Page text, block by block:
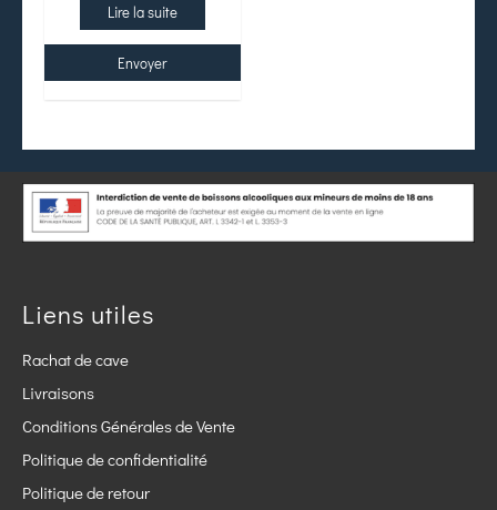
Lire la suite
Envoyer
Liens utiles
Rachat de cave
Livraisons
Conditions Générales de Vente
Politique de confidentialité
Politique de retour